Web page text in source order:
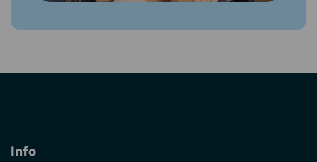
Info